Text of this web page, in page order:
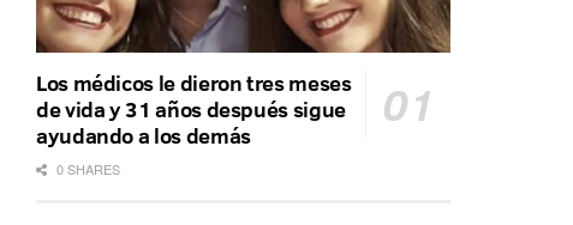
Los médicos le dieron tres meses
de vida y 31 años después sigue
ayudando a los demás
0 SHARES